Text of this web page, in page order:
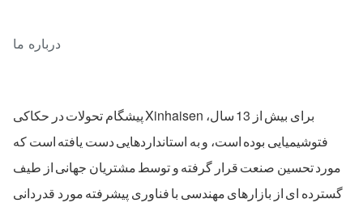
درباره ما
برای بیش از 13 سال، Xinhaisen پیشگام تحولات در حکاکی
فتوشیمیایی بوده است، و به استانداردهایی دست یافته است که
تحسین صنعت قرار گرفته و توسط مشتریان جهانی از طیف
ای از بازارهای مهندسی با فناوری پیشرفته مورد قدردانی